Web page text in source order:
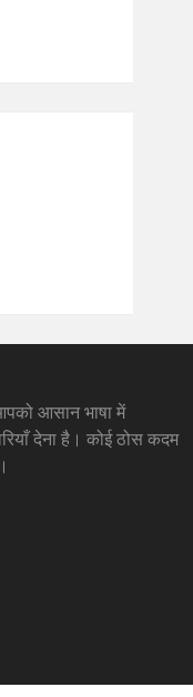
आसान भाषा में
देना है। कोई ठोस कदम